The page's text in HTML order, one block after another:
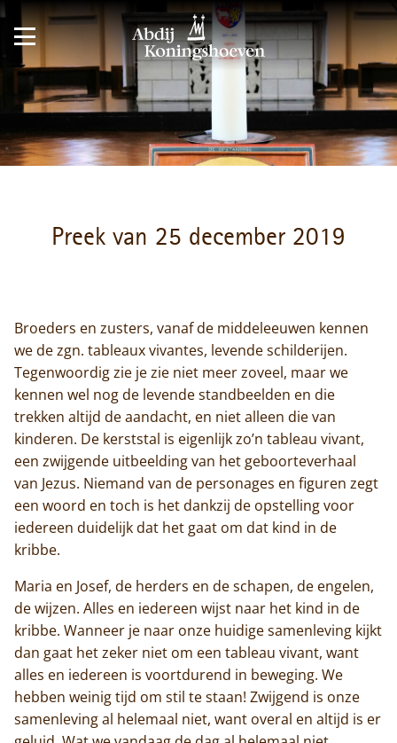
Preek van 25 december 2019
Broeders en zusters, vanaf de middeleeuwen kennen
we de zgn. tableaux vivantes, levende schilderijen.
Tegenwoordig zie je zie niet meer zoveel, maar we
kennen wel nog de levende standbeelden en die
trekken altijd de aandacht, en niet alleen die van
kinderen. De kerststal is eigenlijk zo’n tableau vivant,
een zwijgende uitbeelding van het geboorteverhaal
van Jezus. Niemand van de personages en figuren zegt
een woord en toch is het dankzij de opstelling voor
iedereen duidelijk dat het gaat om dat kind in de
kribbe.
Maria en Josef, de herders en de schapen, de engelen,
de wijzen. Alles en iedereen wijst naar het kind in de
kribbe. Wanneer je naar onze huidige samenleving kijkt
dan gaat het zeker niet om een tableau vivant, want
alles en iedereen is voortdurend in beweging. We
hebben weinig tijd om stil te staan! Zwijgend is onze
samenleving al helemaal niet, want overal en altijd is er